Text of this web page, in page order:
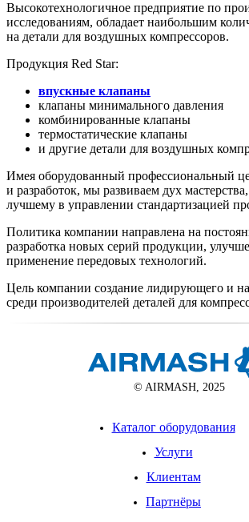
Высокотехнологичное предприятие по
исследованиям, обладает наибольшим
на детали для воздушных компрессоров.
Продукция Red Star:
впускные клапаны
клапаны минимального давления
комбинированные клапаны
термостатические клапаны
и другие детали для воздушных
Имея оборудованный профессиональный
и разработок, мы развиваем дух
лучшему в управлении стандартизацией
Политика компании направлена на
разработка новых серий продукции,
применение передовых технологий.
Цель компании создание лидирующего и
среди производителей деталей для
© AIRMASH, 2025
Каталог оборудования
Услуги
Клиентам
Партнёры